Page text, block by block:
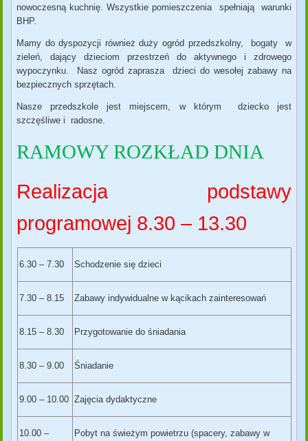
nowoczesną kuchnię. Wszystkie pomieszczenia spełniają warunki
BHP.
Mamy do dyspozycji również duży ogród przedszkolny, bogaty w
zieleń, dający dzieciom przestrzeń do aktywnego i zdrowego
wypoczynku. Nasz ogród zaprasza dzieci do wesołej zabawy na
bezpiecznych sprzętach.
Nasze przedszkole jest miejscem, w którym dziecko jest
szczęśliwe i radosne.
RAMOWY ROZKŁAD DNIA
Realizacja podstawy
programowej 8.30 – 13.30
6.30 – 7.30 Schodzenie się dzieci
7.30 – 8.15 Zabawy indywidualne w kącikach zainteresowań
8.15 – 8.30 Przygotowanie do śniadania
8.30 – 9.00 Śniadanie
9.00 – 10.00 Zajęcia dydaktyczne
10.00 –
Pobyt na świeżym powietrzu (spacery, zabawy w